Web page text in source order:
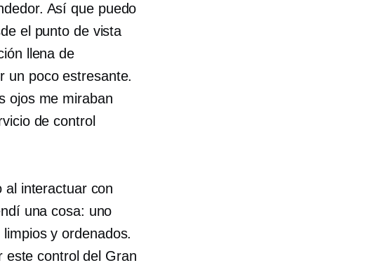
Así que puedo
el punto de vista
llena de
un poco estresante.
ojos me miraban
de control
al interactuar con
una cosa: uno
y ordenados.
este control del Gran